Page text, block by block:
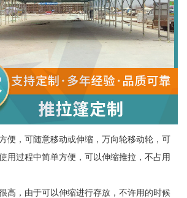
便，可随意移动或伸缩，万向轮移动轮，可
用过程中简单方便，可以伸缩推拉，不占用
高，由于可以伸缩进行存放，不许用的时候